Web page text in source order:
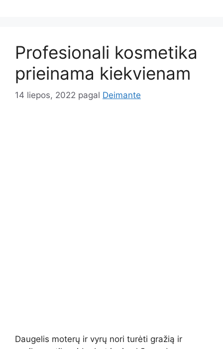
Profesionali kosmetika
prieinama kiekvienam
14 liepos, 2022 pagal Deimante
Daugelis moterų ir vyrų nori turėti gražią ir